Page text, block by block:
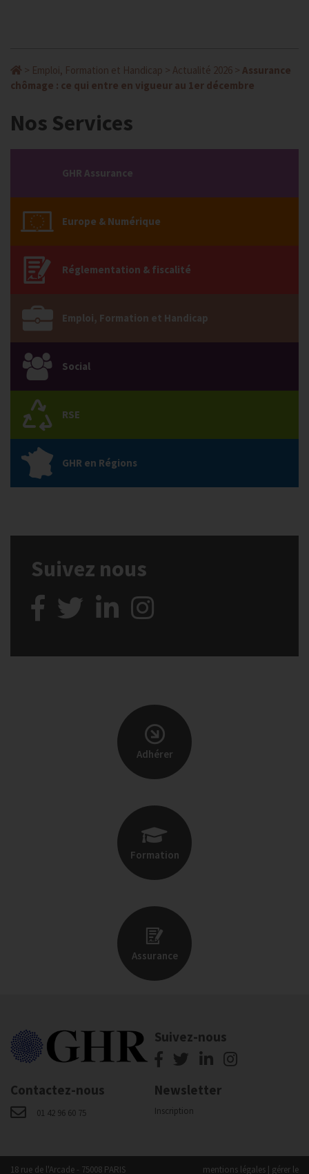
> Emploi, Formation et Handicap > Actualité 2026 > Assurance
chômage : ce qui entre en vigueur au 1er décembre
Nos Services
GHR Assurance
Europe & Numérique
Réglementation & fiscalité
Emploi, Formation et Handicap
Social
RSE
GHR en Régions
Suivez nous
Adhérer
Formation
Assurance
Suivez-nous
Contactez-nous
01 42 96 60 75
Newsletter
Inscription
18 rue de l'Arcade - 75008 PARIS mentions légales | gérer le